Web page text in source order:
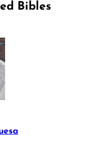
Bibles